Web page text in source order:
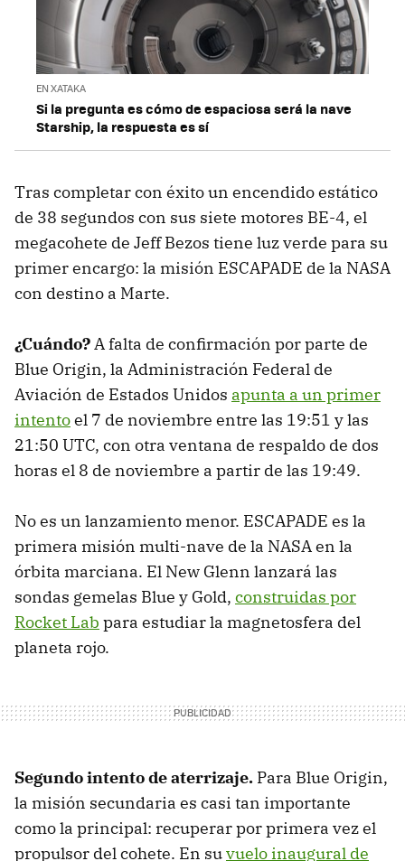
EN XATAKA
Si la pregunta es cómo de espaciosa será la nave
Starship, la respuesta es sí
Tras completar con éxito un encendido estático
de 38 segundos con sus siete motores BE-4, el
megacohete de Jeff Bezos tiene luz verde para su
primer encargo: la misión ESCAPADE de la NASA
con destino a Marte.
¿Cuándo?A falta de confirmación por parte de
Blue Origin, la Administración Federal de
Aviación de Estados Unidos apunta a un primer
intentoel 7 de noviembre entre las 19:51 y las
21:50 UTC, con otra ventana de respaldo de dos
horas el 8 de noviembre a partir de las 19:49.
No es un lanzamiento menor. ESCAPADE es la
primera misión multi-nave de la NASA en la
órbita marciana. El New Glenn lanzará las
sondas gemelas Blue y Gold, construidas por
Rocket Lab para estudiar la magnetosfera del
planeta rojo.
Segundo intento de aterrizaje. Para Blue Origin,
la misión secundaria es casi tan importante
como la principal: recuperar por primera vez el
propulsor del cohete. En suvuelo inaugural de